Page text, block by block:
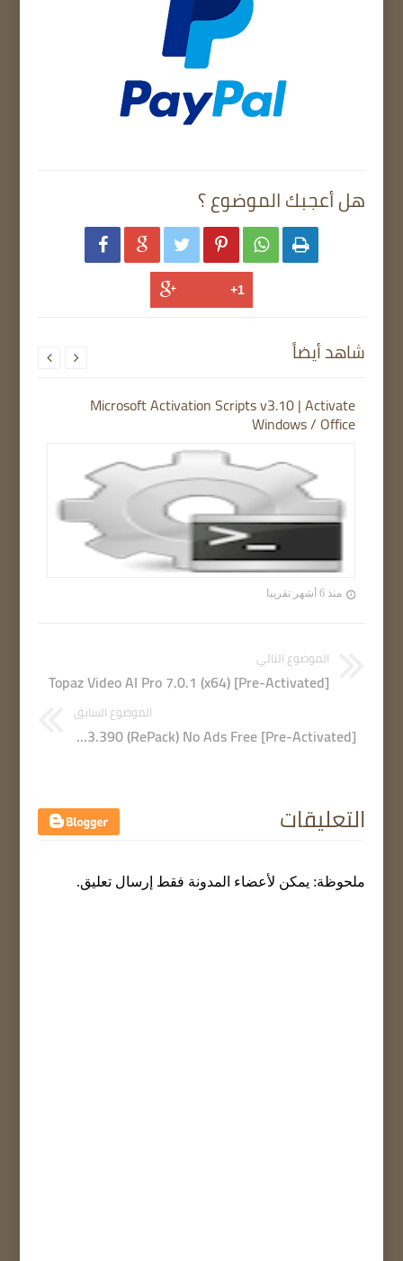
هل أعجبك الموضوع ؟
     
شاهد أيضاً
Microsoft Activation Scripts v3.10 | Activate
Windows / Office
منذ 6 أشهر تقريبا
 
الموضوع التالي
Topaz Video AI Pro 7.0.1 (x64) [Pre-Activated]
الموضوع السابق
Spotify 1.2.63.390 (RePack) No Ads Free [Pre-Activated]
التعليقات
ملحوظة: يمكن لأعضاء المدونة فقط إرسال تعليق.